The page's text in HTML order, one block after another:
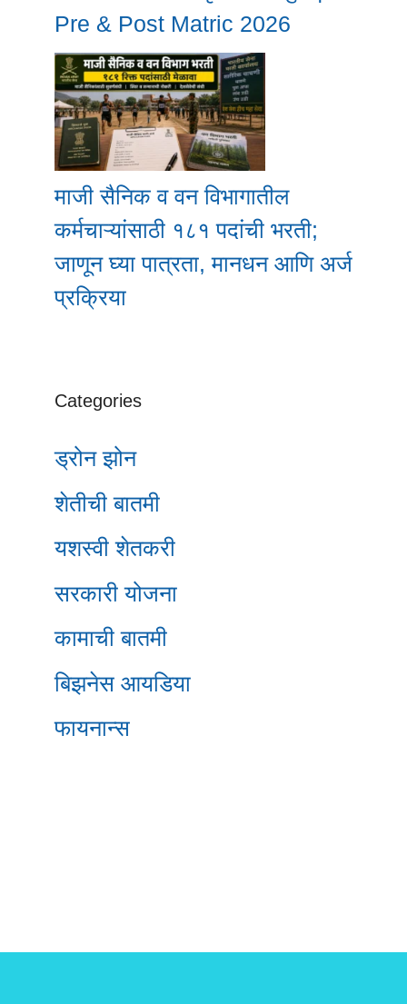
Pre & Post Matric 2026
माजी सैनिक व वन विभागातील
कर्मचाऱ्यांसाठी १८१ पदांची भरती;
जाणून घ्या पात्रता, मानधन आणि अर्ज
प्रक्रिया
Categories
ड्रोन झोन
शेतीची बातमी
यशस्वी शेतकरी
सरकारी योजना
कामाची बातमी
बिझनेस आयडिया
फायनान्स